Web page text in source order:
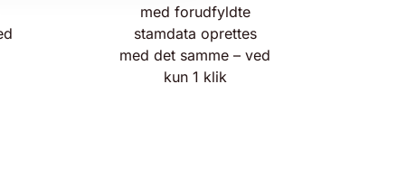
med forudfyldte
stamdata oprettes
med det samme – ved
kun 1 klik